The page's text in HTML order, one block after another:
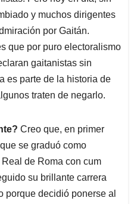
y muchos dirigentes
por Gaitán.
que por puro electoralismo
gaitanistas sin
es parte de la historia de
traten de negarlo.
Creo que, en primer
se graduó como
de Roma con cum
su brillante carrera
porque decidió ponerse al